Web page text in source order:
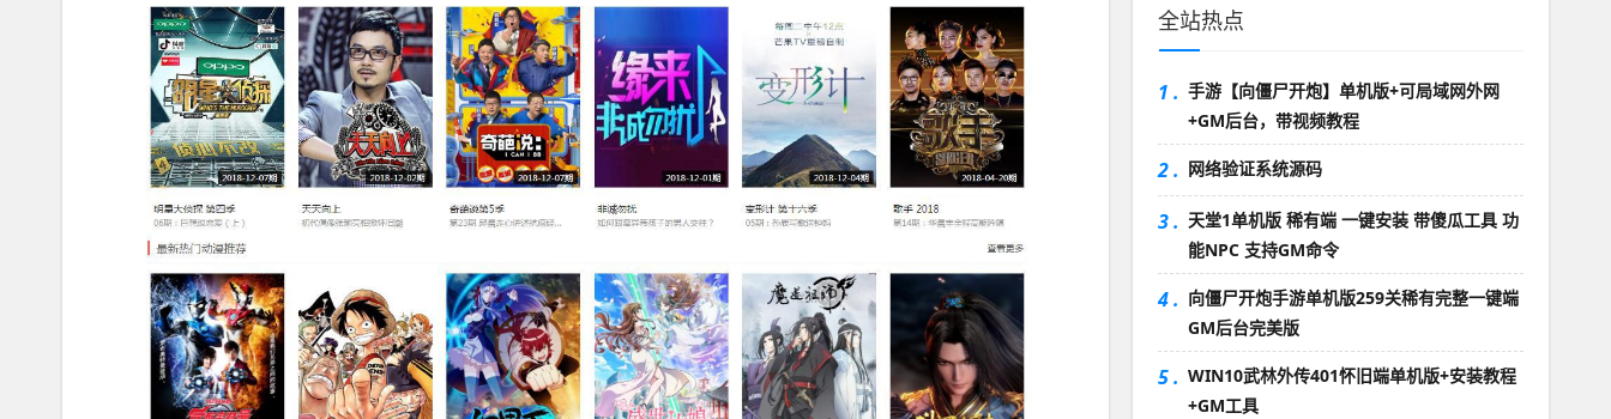
全站热点
1 . 手游【向僵尸开炮】单机版+可局域网外网
+GM后台，带视频教程
2 . 网络验证系统源码
3 . 天堂1单机版 稀有端 一键安装 带傻瓜工具 功
能NPC 支持GM命令
4 . 向僵尸开炮手游单机版259关稀有完整一键端
GM后台完美版
5 . WIN10武林外传401怀旧端单机版+安装教程
+GM工具